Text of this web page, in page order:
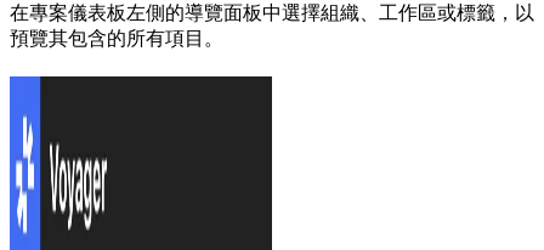
在專案儀表板左側的導覽面板中選擇組織、工作區或標籤，以
預覽其包含的所有項目。